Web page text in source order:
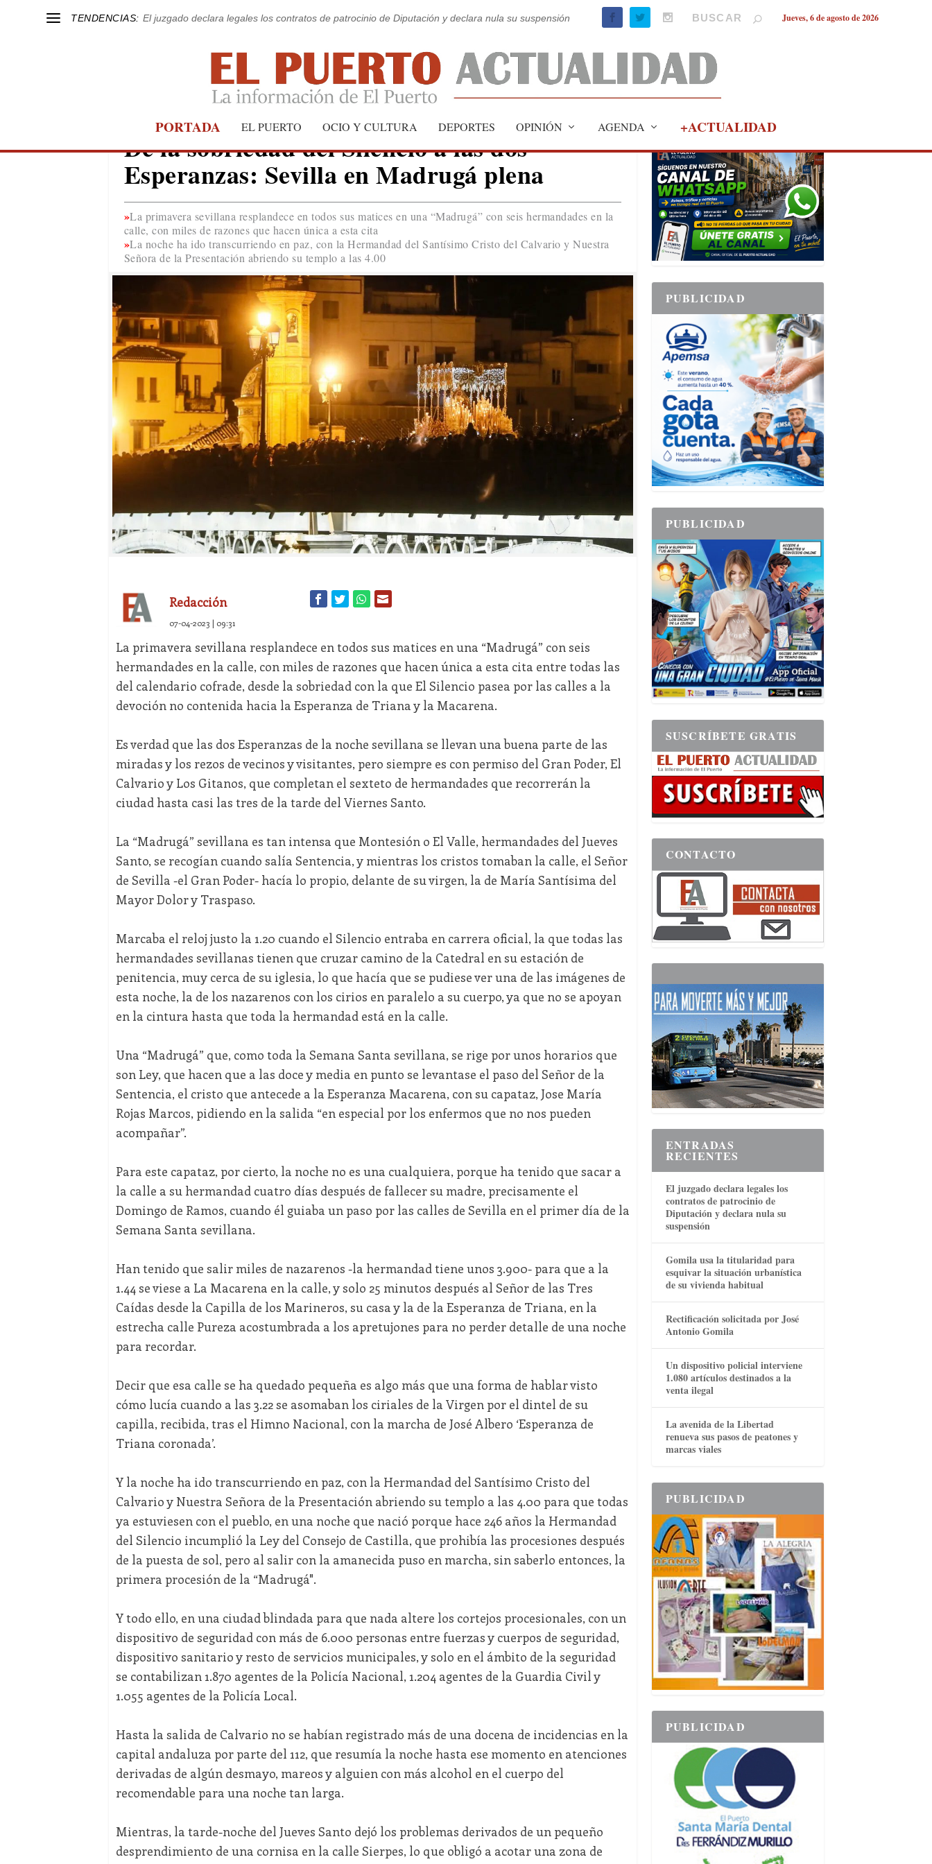
TENDENCIAS: El juzgado declara legales los contratos de patrocinio de Diputación y declara nula su suspensión Jueves, 6 de agosto de 2026
PORTADA EL PUERTO OCIO Y CULTURA DEPORTES OPINIÓN AGENDA +ACTUALIDAD
SEVILLA
De la sobriedad del Silencio a las dos
Esperanzas: Sevilla en Madrugá plena
La primavera sevillana resplandece en todos sus matices en una “Madrugá” con seis hermandades en la
calle, con miles de razones que hacen única a esta cita
La noche ha ido transcurriendo en paz, con la Hermandad del Santísimo Cristo del Calvario y Nuestra
Señora de la Presentación abriendo su templo a las 4.00
Redacción
07-04-2023 | 09:31
La primavera sevillana resplandece en todos sus matices en una “Madrugá” con seis
hermandades en la calle, con miles de razones que hacen única a esta cita entre todas las
del calendario cofrade, desde la sobriedad con la que El Silencio pasea por las calles a la
devoción no contenida hacia la Esperanza de Triana y la Macarena.
Es verdad que las dos Esperanzas de la noche sevillana se llevan una buena parte de las
miradas y los rezos de vecinos y visitantes, pero siempre es con permiso del Gran Poder, El
Calvario y Los Gitanos, que completan el sexteto de hermandades que recorrerán la
ciudad hasta casi las tres de la tarde del Viernes Santo.
La “Madrugá” sevillana es tan intensa que Montesión o El Valle, hermandades del Jueves
Santo, se recogían cuando salía Sentencia, y mientras los cristos tomaban la calle, el Señor
de Sevilla -el Gran Poder- hacía lo propio, delante de su virgen, la de María Santísima del
Mayor Dolor y Traspaso.
Marcaba el reloj justo la 1.20 cuando el Silencio entraba en carrera oficial, la que todas las
hermandades sevillanas tienen que cruzar camino de la Catedral en su estación de
penitencia, muy cerca de su iglesia, lo que hacía que se pudiese ver una de las imágenes de
esta noche, la de los nazarenos con los cirios en paralelo a su cuerpo, ya que no se apoyan
en la cintura hasta que toda la hermandad está en la calle.
Una “Madrugá” que, como toda la Semana Santa sevillana, se rige por unos horarios que
son Ley, que hacen que a las doce y media en punto se levantase el paso del Señor de la
Sentencia, el cristo que antecede a la Esperanza Macarena, con su capataz, Jose María
Rojas Marcos, pidiendo en la salida “en especial por los enfermos que no nos pueden
acompañar”.
Para este capataz, por cierto, la noche no es una cualquiera, porque ha tenido que sacar a
la calle a su hermandad cuatro días después de fallecer su madre, precisamente el
Domingo de Ramos, cuando él guiaba un paso por las calles de Sevilla en el primer día de la
Semana Santa sevillana.
Han tenido que salir miles de nazarenos -la hermandad tiene unos 3.900- para que a la
1.44 se viese a La Macarena en la calle, y solo 25 minutos después al Señor de las Tres
Caídas desde la Capilla de los Marineros, su casa y la de la Esperanza de Triana, en la
estrecha calle Pureza acostumbrada a los apretujones para no perder detalle de una noche
para recordar.
Decir que esa calle se ha quedado pequeña es algo más que una forma de hablar visto
cómo lucía cuando a las 3.22 se asomaban los ciriales de la Virgen por el dintel de su
capilla, recibida, tras el Himno Nacional, con la marcha de José Albero ‘Esperanza de
Triana coronada’.
Y la noche ha ido transcurriendo en paz, con la Hermandad del Santísimo Cristo del
Calvario y Nuestra Señora de la Presentación abriendo su templo a las 4.00 para que todas
ya estuviesen con el pueblo, en una noche que nació porque hace 246 años la Hermandad
del Silencio incumplió la Ley del Consejo de Castilla, que prohibía las procesiones después
de la puesta de sol, pero al salir con la amanecida puso en marcha, sin saberlo entonces, la
primera procesión de la “Madrugá".
Y todo ello, en una ciudad blindada para que nada altere los cortejos procesionales, con un
dispositivo de seguridad con más de 6.000 personas entre fuerzas y cuerpos de seguridad,
dispositivo sanitario y resto de servicios municipales, y solo en el ámbito de la seguridad
se contabilizan 1.870 agentes de la Policía Nacional, 1.204 agentes de la Guardia Civil y
1.055 agentes de la Policía Local.
Hasta la salida de Calvario no se habían registrado más de una docena de incidencias en la
capital andaluza por parte del 112, que resumía la noche hasta ese momento en atenciones
derivadas de algún desmayo, mareos y alguien con más alcohol en el cuerpo del
recomendable para una noche tan larga.
Mientras, la tarde-noche del Jueves Santo dejó los problemas derivados de un pequeño
desprendimiento de una cornisa en la calle Sierpes, lo que obligó a acotar una zona de
PUBLICIDAD
PUBLICIDAD
PUBLICIDAD
SUSCRÍBETE GRATIS
CONTACTO
ENTRADAS
RECIENTES
El juzgado declara legales los
contratos de patrocinio de
Diputación y declara nula su
suspensión
Gomila usa la titularidad para
esquivar la situación urbanística
de su vivienda habitual
Rectificación solicitada por José
Antonio Gomila
Un dispositivo policial interviene
1.080 artículos destinados a la
venta ilegal
La avenida de la Libertad
renueva sus pasos de peatones y
marcas viales
PUBLICIDAD
PUBLICIDAD